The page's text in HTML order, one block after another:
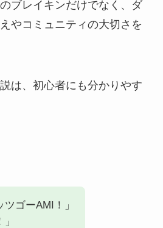
ブレイキンだけでなく、ダ
やコミュニティの大切さを
は、初心者にも分かりやす
ツゴーAMI！」